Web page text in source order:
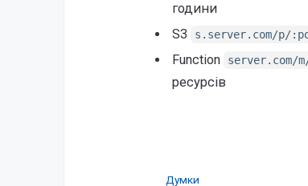
години
S3
s.server.com/p/
Function
server.com/
ресурсів
Думки